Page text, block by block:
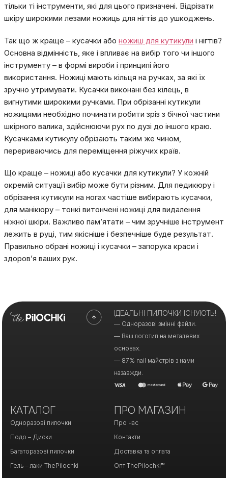
тільки ті інструменти, які для цього призначені. Відрізати
шкіру широкими лезами ножиць для нігтів до ушкоджень.
Так що ж краще – кусачки або ножиці для кутикули і нігтів?
Основна відмінність, яке і впливає на вибір того чи іншого
інструменту – в формі вироби і принципі його
використання. Ножиці мають кільця на ручках, за які їх
зручно утримувати. Кусачки виконані без кілець, в
вигнутими широкими ручками. При обрізанні кутикули
ножицями необхідно починати робити зріз з бічної частини
шкірного валика, здійснюючи рух по дузі до іншого краю.
Кусачками кутикулу обрізають таким же чином,
перериваючись для переміщення ріжучих країв.
Що краще – ножиці або кусачки для кутикули? У кожній
окремій ситуації вибір може бути різним. Для педикюру і
обрізання кутикули на ногах частіше вибирають кусачки,
для манікюру – тонкі витончені ножиці для видалення
ніжної шкіри. Важливо пам’ятати – чим зручніше інструмент
лежить в руці, тим якісніше і безпечніше буде результат.
Правильно обрані ножиці і кусачки – запорука краси і
здоров’я ваших рук.
ІДЕАЛЬНІ ПИЛОЧКИ ІСНУЮТЬ!
— Одноразові змінні файли.
— Ваш логотип на металевих
основах.
— 87% nail майстрів з нами
назавжди.
КАТАЛОГ
Одноразові пилочки
Подо – Диски
Багаторазові пилочки
Гель – лаки ThePilochki
ПРО МАГАЗИН
Про нас
Контакти
Доставка та оплата
Опт ThePilochki™